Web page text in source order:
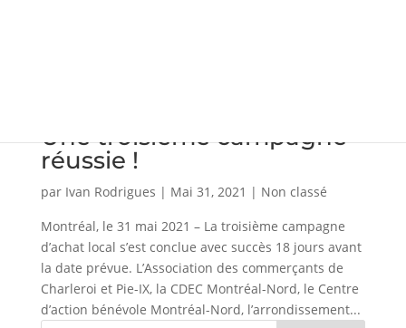
Une troisième campagne
réussie !
par Ivan Rodrigues | Mai 31, 2021 | Non classé
Montréal, le 31 mai 2021 – La troisième campagne
d’achat local s’est conclue avec succès 18 jours avant
la date prévue. L’Association des commerçants de
Charleroi et Pie-IX, la CDEC Montréal-Nord, le Centre
d’action bénévole Montréal-Nord, l’arrondissement...